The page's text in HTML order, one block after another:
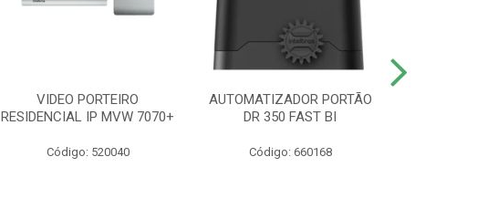
VIDEO PORTEIRO
RESIDENCIAL IP MVW 7070+
Código: 520040
AUTOMATIZADOR PORTÃO
DR 350 FAST BI
Código: 660168